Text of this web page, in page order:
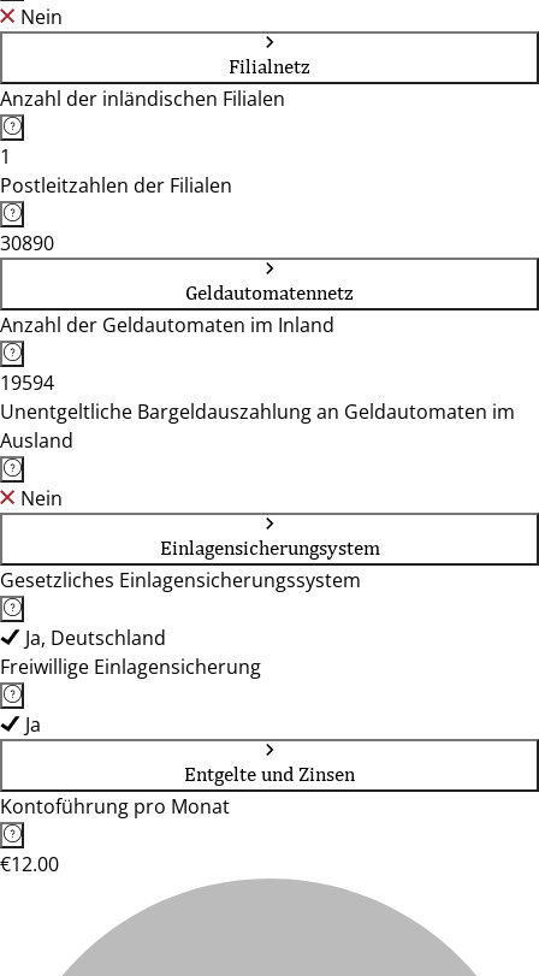
Nein
Filialnetz
Anzahl der inländischen Filialen
1
Postleitzahlen der Filialen
30890
Geldautomatennetz
Anzahl der Geldautomaten im Inland
19594
Unentgeltliche Bargeldauszahlung an Geldautomaten im
Ausland
Nein
Einlagensicherungsystem
Gesetzliches Einlagensicherungssystem
Ja, Deutschland
Freiwillige Einlagensicherung
Ja
Entgelte und Zinsen
Kontoführung pro Monat
€12.00